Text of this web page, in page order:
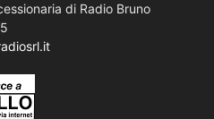
di Radio Bruno